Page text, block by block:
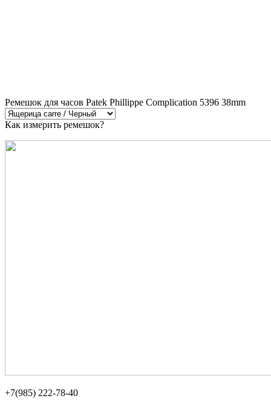
Ремешок для часов Patek Phillippe Complication 5396 38mm
Как измерить ремешок?
+7(985) 222-78-40